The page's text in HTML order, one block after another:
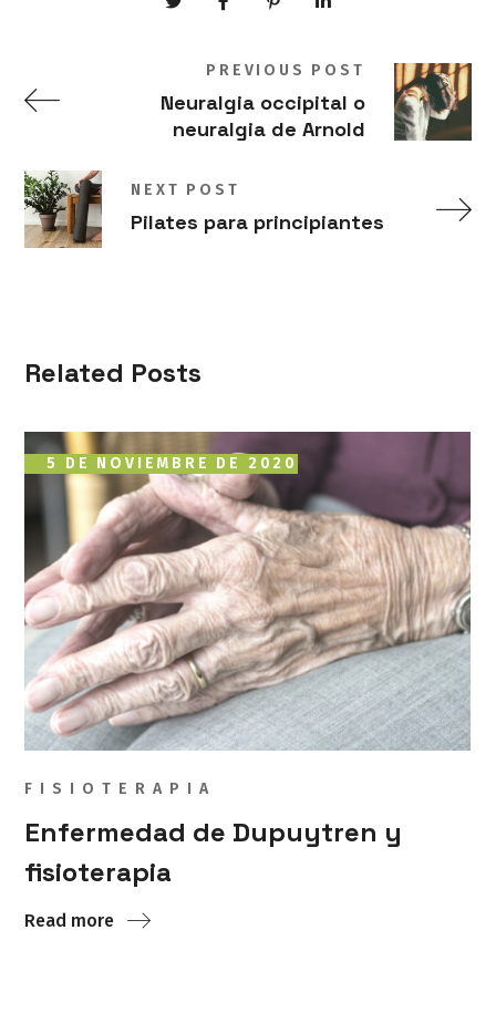
PREVIOUS POST
Neuralgia occipital o
neuralgia de Arnold
NEXT POST
Pilates para principiantes
Related Posts
5 DE NOVIEMBRE DE 2020
FISIOTERAPIA
Enfermedad de Dupuytren y
fisioterapia
Read more